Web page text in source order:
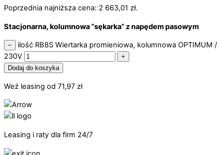
Poprzednia najniższa cena: 2 663,01 zł.
Stacjonarna, kolumnowa “sękarka” z napędem pasowym
−
ilość RB8S Wiertarka promieniowa, kolumnowa OPTIMUM /
230V
+
Dodaj do koszyka
Weź leasing od 71,97 zł
Leasing i raty dla firm 24/7